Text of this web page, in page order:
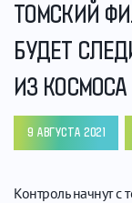
ТОМСКИЙ
БУДЕТ
ИЗ КОСМОСА
9 АВГУСТА 2021
Контроль начнут с